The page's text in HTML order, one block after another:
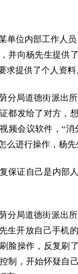
单位内部工作人
并向杨先生提供
求提供了个人资料
分局道德街派出
都发给了对方，
频会议软件，“
么进行操作，杨先
保证自己是内部
分局道德街派出
生开放自己手机
脸操作，反复刷
制，开始怀疑自